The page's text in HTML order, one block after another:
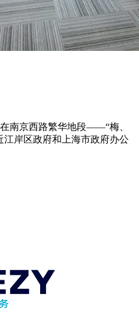
南京西路繁华地段——“梅、
江岸区政府和上海市政府办公